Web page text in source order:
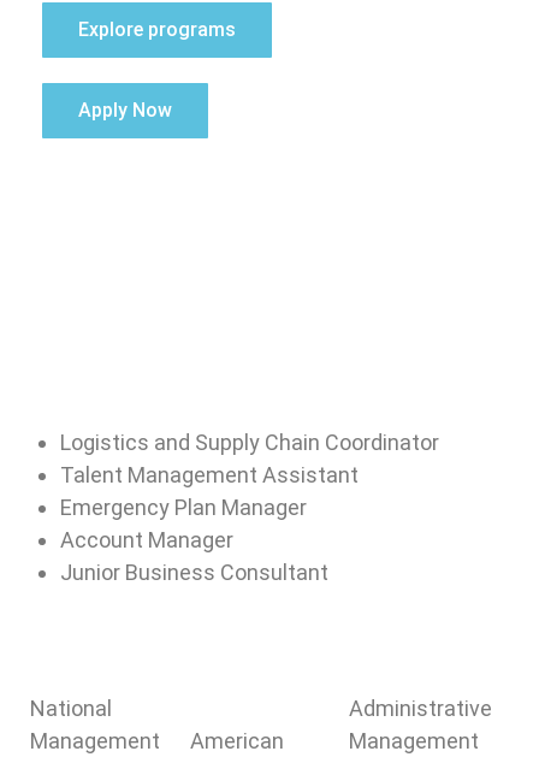
Explore programs
Apply Now
Logistics and Supply Chain Coordinator
Talent Management Assistant
Emergency Plan Manager
Account Manager
Junior Business Consultant
National
Management
American
Administrative
Management